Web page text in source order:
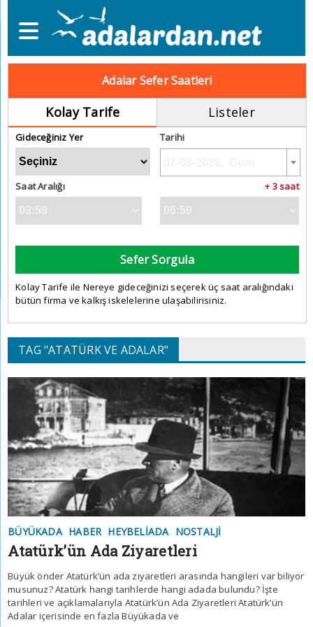
Adalar Sefer Saatleri
Kolay Tarife Listeler
Gideceğiniz Yer Tarihi
Saat Aralığı + 3 saat
Sefer Sorgula
Kolay Tarife ile Nereye gideceğinizi seçerek üç saat aralığındaki
bütün firma ve kalkış iskelelerine ulaşabilirisiniz.
TAG "ATATÜRK VE ADALAR"
BÜYÜKADA HABER HEYBELIADA NOSTALJI
Atatürk’ün Ada Ziyaretleri
Büyük önder Atatürk’ün ada ziyaretleri arasında hangileri var biliyor
musunuz? Atatürk hangi tarihlerde hangi adada bulundu? İşte
tarihleri ve açıklamalarıyla Atatürk’ün Ada Ziyaretleri Atatürk’ün
Adalar içerisinde en fazla Büyükada ve